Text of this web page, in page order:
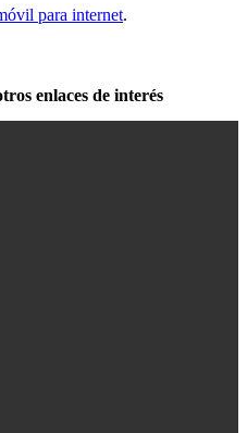
para internet.
enlaces de interés